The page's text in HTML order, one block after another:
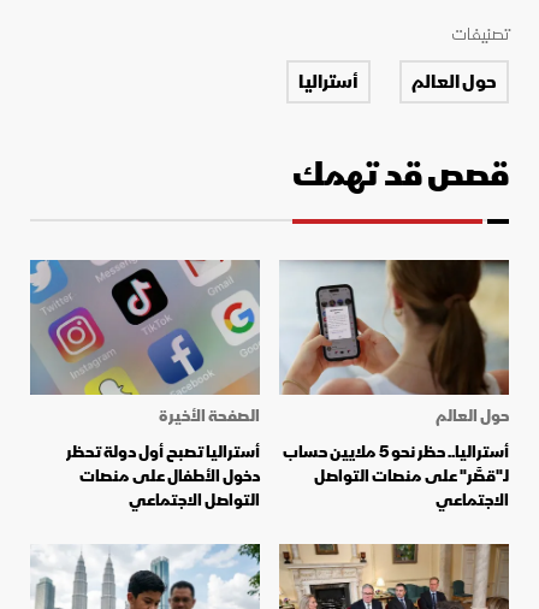
تصنيفات
حول العالم أستراليا
قصص قد تهمك
حول العالم
أستراليا.. حظر نحو 5 ملايين حساب
لـ"قصَّر" على منصات التواصل
الاجتماعي
الصفحة الأخيرة
أستراليا تصبح أول دولة تحظر
دخول الأطفال على منصات
التواصل الاجتماعي